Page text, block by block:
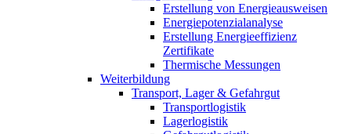
Erstellung von Energieausweisen
Energiepotenzialanalyse
Erstellung Energieeffizienz
Zertifikate
Thermische Messungen
Weiterbildung
Transport, Lager & Gefahrgut
Transportlogistik
Lagerlogistik